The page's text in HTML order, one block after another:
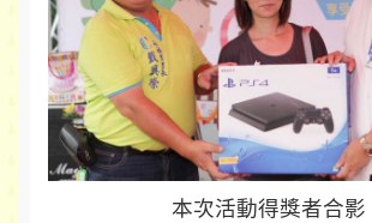
本次活動得獎者合影